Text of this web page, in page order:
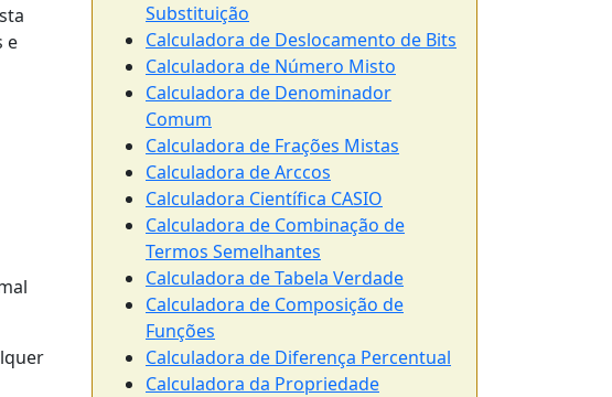
e
Substituição
Calculadora de Deslocamento de Bits
Calculadora de Número Misto
Calculadora de Denominador
Comum
Calculadora de Frações Mistas
Calculadora de Arccos
Calculadora Científica CASIO
Calculadora de Combinação de
Termos Semelhantes
Calculadora de Tabela Verdade
Calculadora de Composição de
Funções
Calculadora de Diferença Percentual
Calculadora da Propriedade